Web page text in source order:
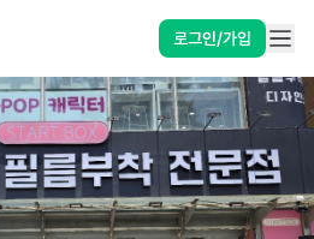
로그인/가입